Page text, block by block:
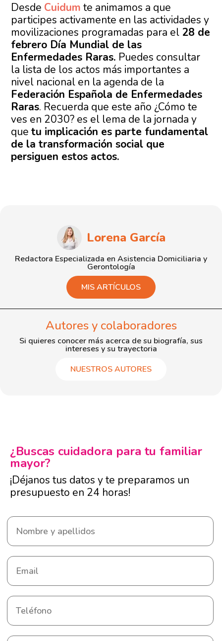
Desde Cuidum te animamos a que
participes activamente en las actividades y
movilizaciones programadas para el 28 de
febrero Día Mundial de las
Enfermedades Raras. Puedes consultar
la lista de los actos más importantes a
nivel nacional en la agenda de la
Federación Española de Enfermedades
Raras. Recuerda que este año ¿Cómo te
ves en 2030? es el lema de la jornada y
quetu implicación es parte fundamental
de la transformación social que
persiguen estos actos.
Lorena García
Redactora Especializada en Asistencia Domiciliaria y
Gerontología
MIS ARTÍCULOS
Autores y colaboradores
Si quieres conocer más acerca de su biografía, sus
intereses y su trayectoria
NUESTROS AUTORES
¿Buscas cuidadora para tu familiar
mayor?
¡Déjanos tus datos y te preparamos un
presupuesto en 24 horas!